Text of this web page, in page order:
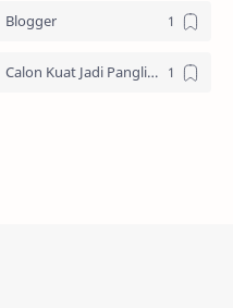
Blogger
Calon Kuat Jadi Panglima TNI